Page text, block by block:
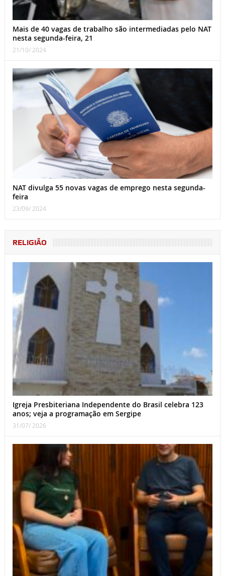
Mais de 40 vagas de trabalho são intermediadas pelo NAT
nesta segunda-feira, 21
21/10/ 2024
NAT divulga 55 novas vagas de emprego nesta segunda-
feira
23/09/ 2024
RELIGIÃO
Igreja Presbiteriana Independente do Brasil celebra 123
anos; veja a programação em Sergipe
31/07/ 2026